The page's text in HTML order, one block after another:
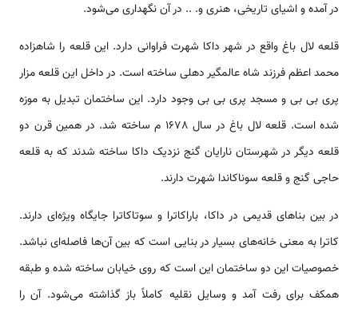
در آمده و اشیای تاریخی، هنری و. .. در آن نگهداری می‌شود.
قلعه لال باغ واقع در شهر داکا شهرت فراوانی دارد. این قلعه را شاهزاده
محمد اعظم فرزند شاه عالمگیر دهلی ساخته است. در داخل این قلعه مزار
پری بی بی و مسجد پری بی بی وجود دارد. این ساختمان تبدیل به موزه
شده است. قلعه لال باغ در سال 1678 م ساخته شد. در همین قرن دو
قلعه دیگر در شهرستان نارایان گنج نزدیک داکا ساخته شدند که به قلعه
حاجی گنج و قلعه سوناکاندا شهرت دارند.
در بین بناهای قدیمی‌ در داکا، باراکاترا و سوتاکاترا جایگاه ویژه‌ای دارند.
کاترا به معنی خانه‌های بسیار در بنایی است که بین آن‌ها فاصله‌ای نباشد.
خصوصیات این دو ساختمان این است که روی خیابان ساخته شده و طبقه
همکف برای رفت آمد و وسایل نقلیه کاملاً باز گذاشته می‌شود. آن را